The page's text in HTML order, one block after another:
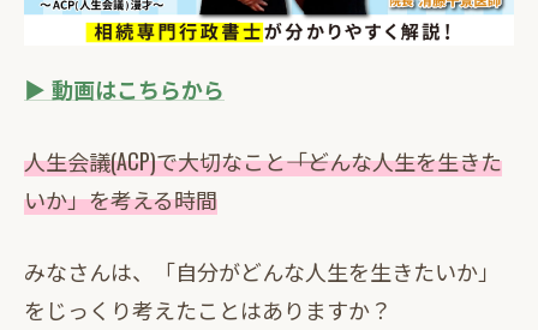
▶️ 動画はこちらから
人生会議(ACP)で大切なこと――「どんな人生を生きた
いか」を考える時間
みなさんは、「自分がどんな人生を生きたいか」
をじっくり考えたことはありますか？